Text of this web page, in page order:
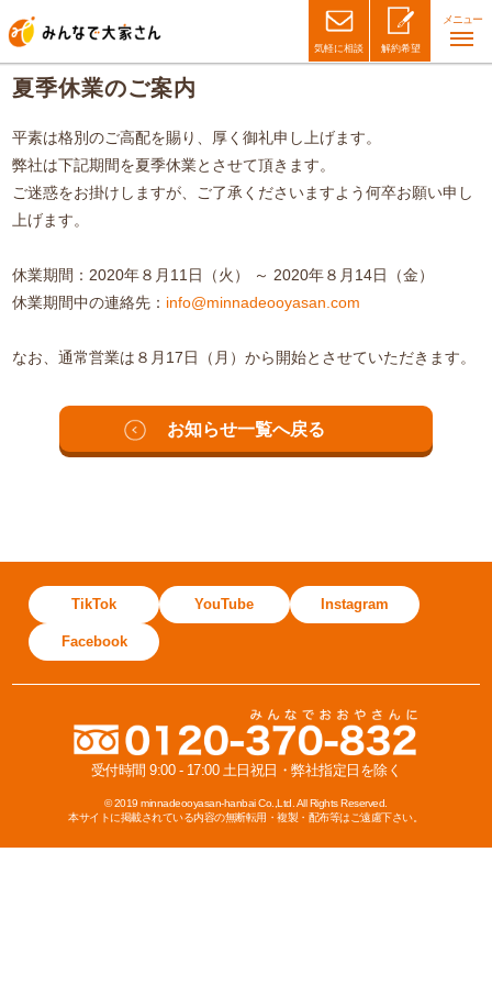
気軽に相談 解約希望
メニュー
夏季休業のご案内
平素は格別のご高配を賜り、厚く御礼申し上げます。
弊社は下記期間を夏季休業とさせて頂きます。
ご迷惑をお掛けしますが、ご了承くださいますよう何卒お願い申し
上げます。
休業期間：2020年８月11日（火） ～ 2020年８月14日（金）
休業期間中の連絡先： info@minnadeooyasan.com
なお、通常営業は８月17日（月）から開始とさせていただきます。
お知らせ一覧へ戻る
TikTok YouTube Instagram
Facebook
受付時間 9:00 - 17:00 土日祝日・弊社指定日を除く
© 2019 minnadeooyasan-hanbai Co.,Ltd. All Rights Reserved.
本サイトに掲載されている内容の無断転用・複製・配布等はご遠慮下さい。